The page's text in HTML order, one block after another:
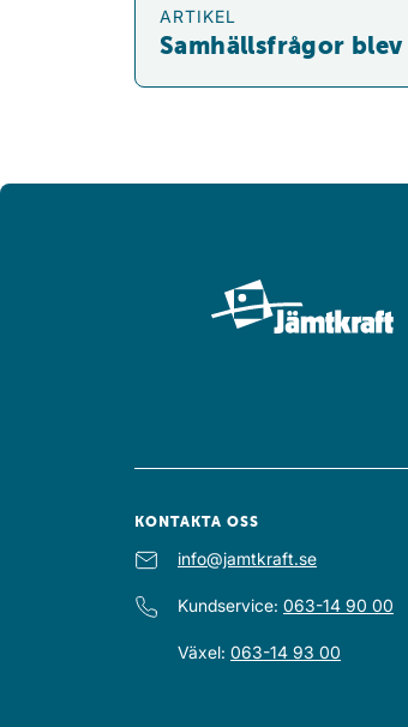
ARTIKEL
Samhällsfrågor
KONTAKTA OSS
E-post:
info@jamtkraft.se
Kundservice: 063-14 90 00
Växel: 063-14 93 00